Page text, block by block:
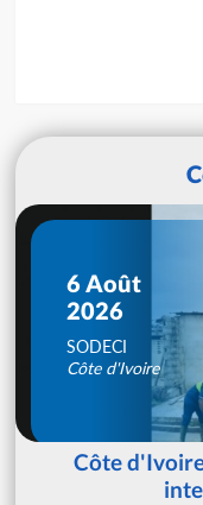
6 Août
2026
SODECI
Côte d'Ivoire
Côte